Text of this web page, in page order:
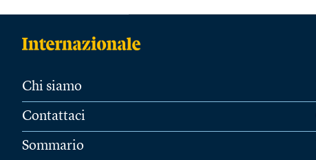
Chi siamo
Contattaci
Sommario